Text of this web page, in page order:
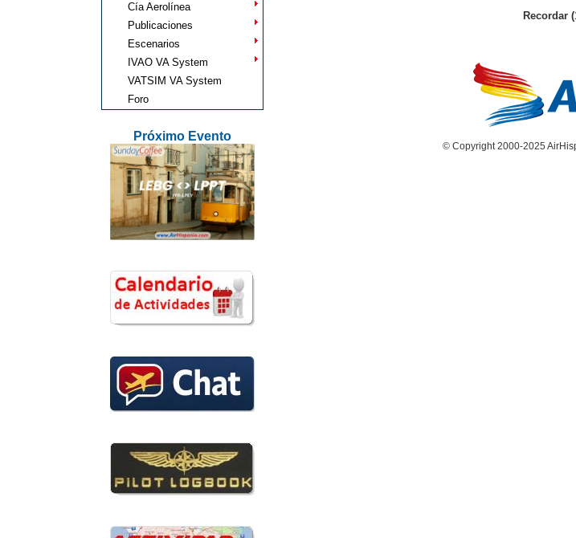
Cía Aerolínea
Publicaciones
Escenarios
IVAO VA System
VATSIM VA System
Foro
Próximo Evento
Recordar
© Copyright 2000-2025